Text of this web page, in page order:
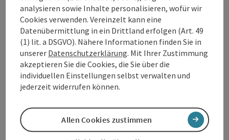
Beitrag merken: Kirchberg: Donausteigrunde
Kirchberg: Donausteigrunde
StartortKirchberg ob der Donau
analysieren sowie Inhalte personalisieren, wofür wir
Cookies verwenden. Vereinzelt kann eine
Datenübermittlung in ein Drittland erfolgen (Art. 49
(1) lit. a DSGVO). Nähere Informationen finden Sie in
unserer Datenschutzerklärung. Mit Ihrer Zustimmung
akzeptieren Sie die Cookies, die Sie über die
individuellen Einstellungen selbst verwalten und
jederzeit widerrufen können.
Allen Cookies zustimmen